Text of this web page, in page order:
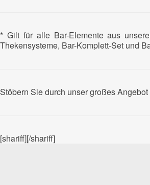
* Gilt für alle Bar-Elemente aus
Thekensysteme, Bar-Komplett-Set und
Stöbern Sie durch unser großes
[shariff][/shariff]